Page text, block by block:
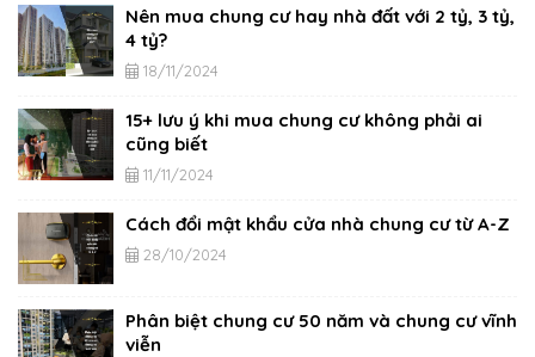
Nên mua chung cư hay nhà đất với 2 tỷ, 3 tỷ,
4 tỷ?
18/11/2024
15+ lưu ý khi mua chung cư không phải ai
cũng biết
11/11/2024
Cách đổi mật khẩu cửa nhà chung cư từ A-Z
28/10/2024
Phân biệt chung cư 50 năm và chung cư vĩnh
viễn